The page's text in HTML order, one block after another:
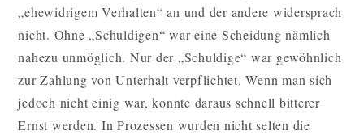
„ehewidrigem Verhalten“ an und der andere widersprach
nicht. Ohne „Schuldigen“ war eine Scheidung nämlich
nahezu unmöglich. Nur der „Schuldige“ war gewöhnlich
zur Zahlung von Unterhalt verpflichtet. Wenn man sich
jedoch nicht einig war, konnte daraus schnell bitterer
Ernst werden. In Prozessen wurden nicht selten die